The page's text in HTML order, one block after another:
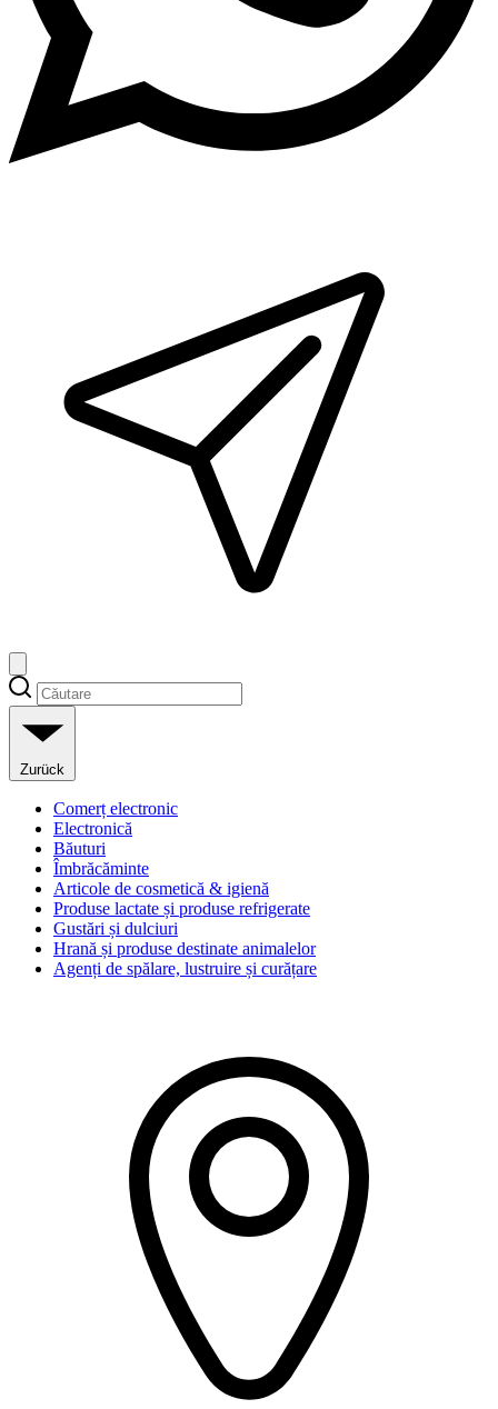
Zurück
Comerț electronic
Electronică
Băuturi
Îmbrăcăminte
Articole de cosmetică & igienă
Produse lactate și produse refrigerate
Gustări și dulciuri
Hrană și produse destinate animalelor
Agenți de spălare, lustruire și curățare